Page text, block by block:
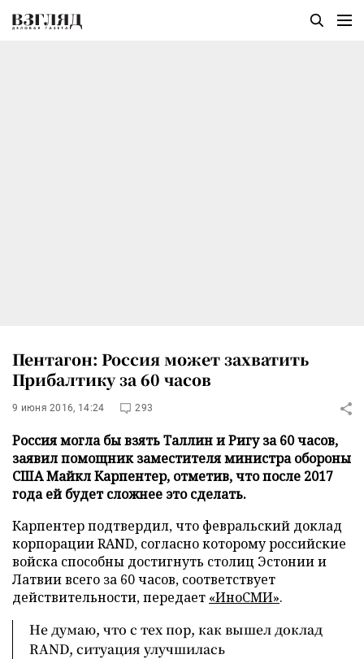
Пентагон: Россия может захватить
Прибалтику за 60 часов
9 июня 2016, 14:24 293
Россия могла бы взять Таллин и Ригу за 60 часов,
заявил помощник заместителя министра обороны
США Майкл Карпентер, отметив, что после 2017
года ей будет сложнее это сделать.
Карпентер подтвердил, что февральский доклад
корпорации RAND, согласно которому российские
войска способны достигнуть столиц Эстонии и
Латвии всего за 60 часов, соответствует
действительности, передает «ИноСМИ».
Не думаю, что с тех пор, как вышел доклад
RAND, ситуация улучшилась